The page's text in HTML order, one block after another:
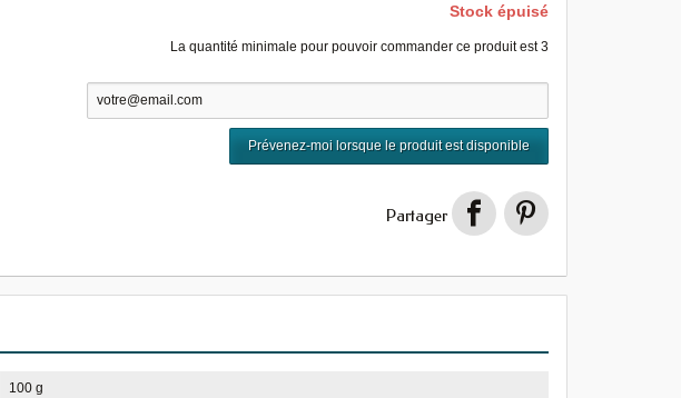
Stock épuisé
La quantité minimale pour pouvoir commander ce produit est3
Prévenez-moi lorsque le produit est disponible
Partager
100 g